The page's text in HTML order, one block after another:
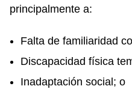
principalmente a:
Falta de familiaridad
Discapacidad física
Inadaptación social; o